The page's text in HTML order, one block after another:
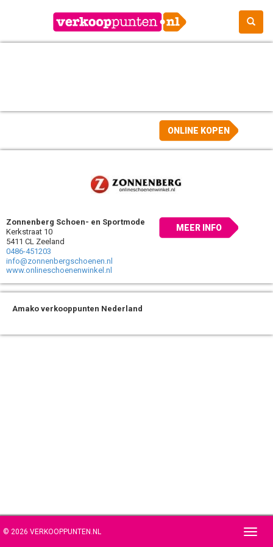
ONLINE KOPEN
Zonnenberg Schoen- en Sportmode
Kerkstraat 10
5411 CL Zeeland
0486-451203
info@zonnenbergschoenen.nl
www.onlineschoenenwinkel.nl
MEER INFO
Amako verkooppunten Nederland
© 2026 VERKOOPPUNTEN.NL